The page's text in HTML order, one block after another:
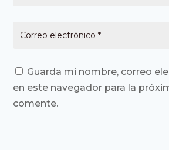
Guarda mi nombre, correo
en este navegador para la
comente.